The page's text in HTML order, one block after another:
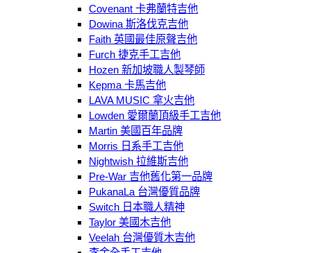
Covenant 卡弗蘭特吉他
Dowina 斯洛伐克吉他
Faith 英國最佳原聲吉他
Furch 捷克手工吉他
Hozen 新加坡職人製琴師
Kepma 卡馬吉他
LAVA MUSIC 拿火吉他
Lowden 愛爾蘭頂級手工吉他
Martin 美國百年品牌
Morris 日系手工吉他
Nightwish 拉維斯吉他
Pre-War 吉他舊化第一品牌
PukanaLa 台灣優質品牌
Switch 日本職人精神
Taylor 美國木吉他
Veelah 台灣優質木吉他